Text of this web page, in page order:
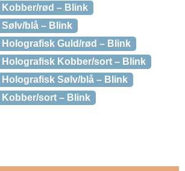
Kobber/rød – Blink
Sølv/blå – Blink
Holografisk Guld/rød – Blink
Holografisk Kobber/sort – Blink
Holografisk Sølv/blå – Blink
Kobber/sort – Blink